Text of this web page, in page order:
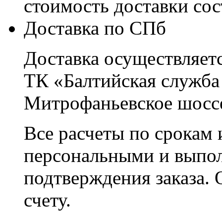
стоимость доставки
Доставка по СПб
Доставка
ТК «Балтийская
Митрофаньевское
Все расчеты по срокам
персональными и
подтверждения заказа.
счету.